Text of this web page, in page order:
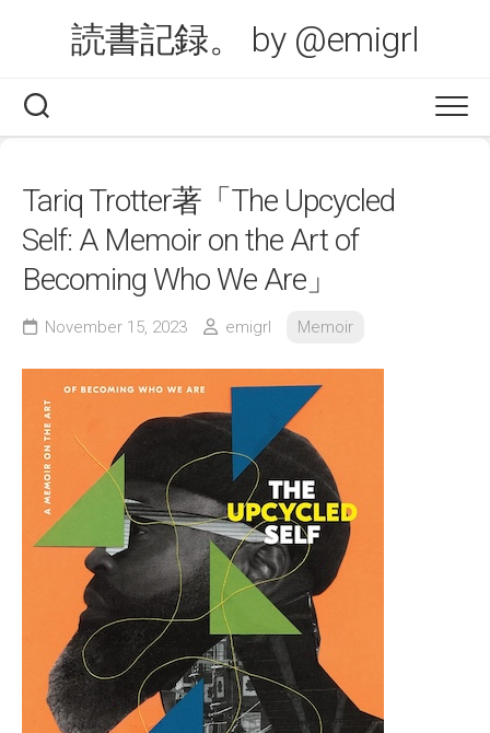
読書記録。 by @emigrl
Tariq Trotter著「The Upcycled
Self: A Memoir on the Art of
Becoming Who We Are」
November 15, 2023 emigrl Memoir